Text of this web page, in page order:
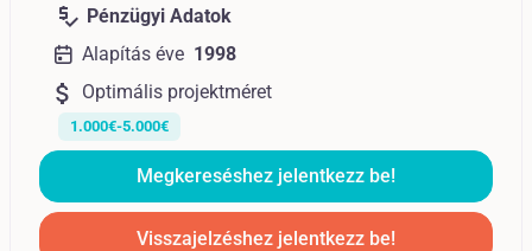
price_check Pénzügyi Adatok
Alapítás éve 1998
attach_money Optimális projektméret
1.000€-5.000€
Megkereséshez jelentkezz be!
Visszajelzéshez jelentkezz be!